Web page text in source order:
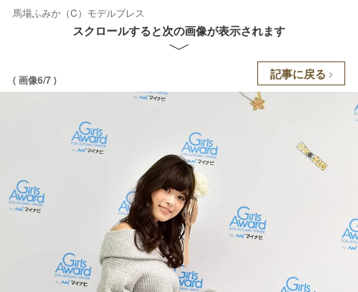
馬場ふみか（C）モデルプレス
スクロールすると次の画像が表示されます
( 画像6/7 ) 記事に戻る